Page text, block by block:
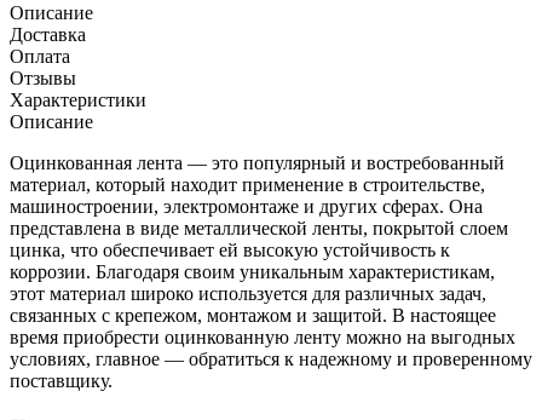
Описание
Доставка
Оплата
Отзывы
Характеристики
Описание
Оцинкованная лента — это популярный и востребованный
материал, который находит применение в строительстве,
машиностроении, электромонтаже и других сферах. Она
представлена в виде металлической ленты, покрытой слоем
цинка, что обеспечивает ей высокую устойчивость к
коррозии. Благодаря своим уникальным характеристикам,
этот материал широко используется для различных задач,
связанных с крепежом, монтажом и защитой. В настоящее
время приобрести оцинкованную ленту можно на выгодных
условиях, главное — обратиться к надежному и проверенному
поставщику.